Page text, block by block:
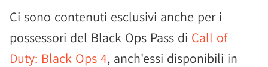
Ci sono contenuti esclusivi anche per i
possessori del Black Ops Pass di Call of
Duty: Black Ops 4, anch'essi disponibili in